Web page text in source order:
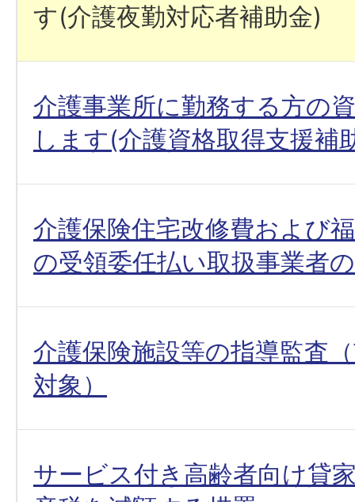
す(介護夜勤対応者補助金)
介護事業所に勤務する方の
します(介護資格取得支援補
介護保険住宅改修費および
の受領委任払い取扱事業者
介護保険施設等の指導監査
対象）
サービス付き高齢者向け貸